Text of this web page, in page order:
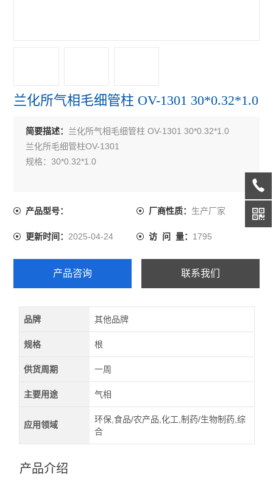
兰化所气相毛细管柱 OV-1301 30*0.32*1.0
简要描述： 兰化所气相毛细管柱 OV-1301 30*0.32*1.0
兰化所毛细管柱OV-1301
规格：30*0.32*1.0
产品型号： 厂商性质： 生产厂家
更新时间：2025-04-24 访 问 量： 1795
产品咨询 联系我们
品牌 其他品牌
规格 根
供货周期 一周
主要用途 气相
应用领域
环保,食品/农产品,化工,制药/生物制药,综
合
产品介绍